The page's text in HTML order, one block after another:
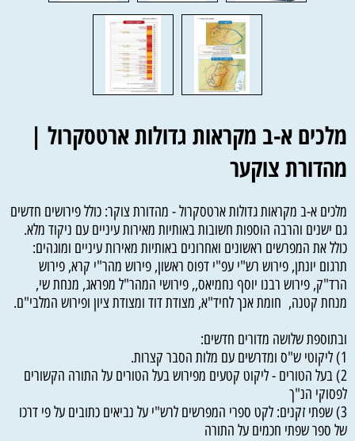
מלכים א-ב מקראות גדולות ארטסקרול |
מהדורת צוקער
מלכים א-ב מקראות גדולות ארטסקרול - מהדורת צוקר: כולל פירושים חדשים
גם ישנים והרבה הוספות חשובות באותיות מאירות עיניים עם ניקוד מלא.
כולל את המפרשים ראשונים ואחרונים באותיות מאירות עיניים ומוגהים:
תרגום יונתן, פירוש רש"י עפ"י דפוס ראשון, פירוש מהר"י קרא, פירוש
הרד"ק, פירוש רבנו יוסף נחמיאס,, פירושי המהר"ל מפראג, מנחת שי,
מנחת קטנה, חומת אנך לחיד"א, מצודת דוד ומצודת ציון ופירוש המלבי"ם.
ובתוספת שלושה מדורים חדשים:
1) ליקוטי ש"ס ומדרשים עם מלות הסבר קצרות.
2) בעל הטורים - ליקוט קטעים מפירוש בעל הטורים על התורה הקשורים
לפסוקי הנ"ך
3) שפתי זקנים: לקט ספרי המפרשים לרש"י על נביאים כתובים על פי דרכו
של ספר שפתי חכמים על התורה